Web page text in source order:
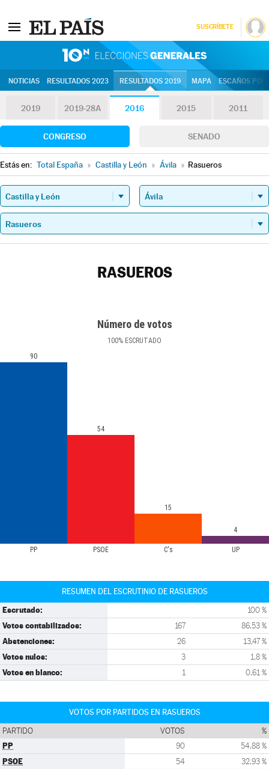
SUSCRÍBETE
NOTICIAS RESULTADOS 2023 RESULTADOS 2019 MAPA ESCAÑOS
2019 2019-28A 2016 2015 2011
CONGRESO SENADO
Estás en: Total España » Castilla y León » Ávila » Rasueros
RASUEROS
Número de votos
100% ESCRUTADO
PP PSOE C's UP
90
54
15
4
RESUMEN DEL ESCRUTINIO DE RASUEROS
Escrutado: 100 %
Votos contabilizados: 167 86,53 %
Abstenciones: 26 13,47 %
Votos nulos: 3 1,8 %
Votos en blanco: 1 0,61 %
VOTOS POR PARTIDOS EN RASUEROS
PARTIDO VOTOS %
PP 90 54,88 %
PSOE 54 32,93 %